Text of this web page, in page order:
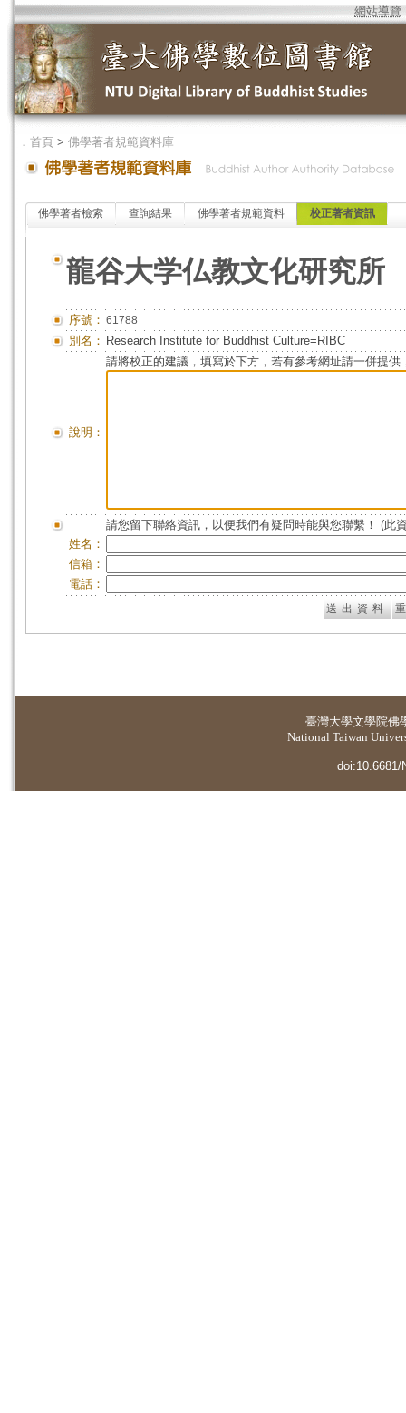
網站導覽
． 首頁 > 佛學著者規範資料庫
佛學著者檢索 查詢結果 佛學著者規範資料 校正著者資訊
龍谷大学仏教文化研究所
序號： 61788
別名： Research Institute for Buddhist Culture=RIBC
說明：
請將校正的建議，填寫於下方，若有參考網址請一併提供
請您留下聯絡資訊，以便我們有疑問時能與您聯繫！ (此
姓名：
信箱：
電話：
臺灣大學文學院佛
National Taiwan
doi:10.6681/